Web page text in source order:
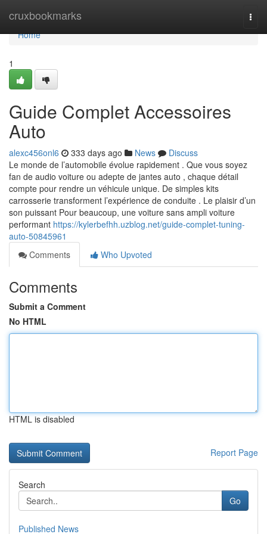
cruxbookmarks
Home
Home
1
Guide Complet Accessoires
Auto
alexc456onl6 333 days ago News
Discuss
Le monde de l’automobile évolue rapidement . Que vous soyez
fan de audio voiture ou adepte de jantes auto , chaque détail
compte pour rendre un véhicule unique. De simples kits
carrosserie transforment l’expérience de conduite . Le plaisir d’un
son puissant Pour beaucoup, une voiture sans ampli voiture
performant https://kylerbefhh.uzblog.net/guide-complet-tuning-
auto-50845961
Comments
Who Upvoted
Comments
Submit a Comment
No HTML
HTML is disabled
Report Page
Search
Go
Published News